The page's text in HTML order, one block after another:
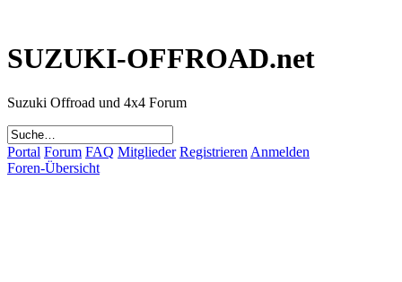
SUZUKI-OFFROAD.net
Suzuki Offroad und 4x4 Forum
Portal Forum FAQ Mitglieder Registrieren Anmelden
Foren-Übersicht